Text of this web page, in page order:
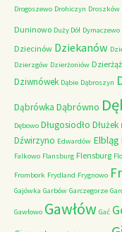
Drogoszewo Drohiczyn Droszków
Duninowo Duży Dół Dymaczewo
Dziecinów Dziekanów
Dzierzgów Dzierżoniów
Dziwnówek Dąbie Dąbroszyn
Dąbrówka Dąbrówno
Dębowo Długosiodło Dłużek
Dźwirzyno Edwardów Elbląg
Falkowo Flansburg Flensburg
Frombork Frydland Frygnowo
Gajówka Garbów Garczegorze
Gawłowo Gawłów Gać